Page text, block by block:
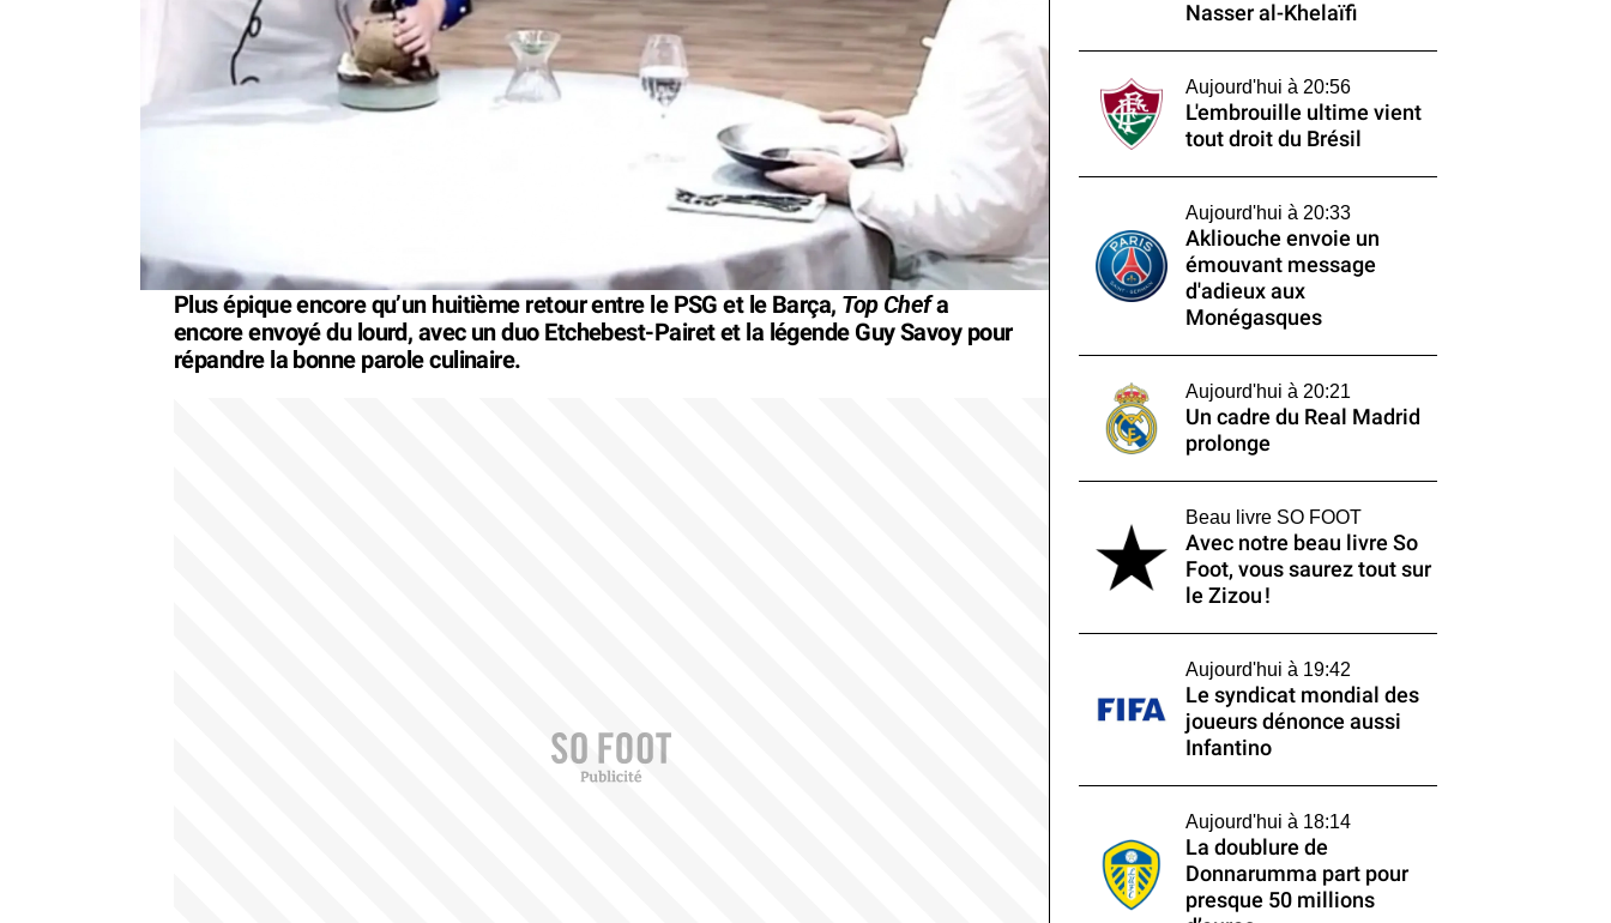
Plus épique encore qu’un huitième retour entre le PSG et le Barça, Top Chefa
encore envoyé du lourd, avec un duo Etchebest-Pairet et la légende Guy Savoy pour
répandre la bonne parole culinaire.
Nasser al-Khelaïfi
Aujourd'hui à 20:56
L'embrouille ultime vient
tout droit du Brésil
Aujourd'hui à 20:33
Akliouche envoie un
émouvant message
d'adieux aux
Monégasques
Aujourd'hui à 20:21
Un cadre du Real Madrid
prolonge
Beau livre SO FOOT
Avec notre beau livre So
Foot, vous saurez tout sur
le Zizou !
Aujourd'hui à 19:42
Le syndicat mondial des
joueurs dénonce aussi
Infantino
Aujourd'hui à 18:14
La doublure de
Donnarumma part pour
presque 50 millions